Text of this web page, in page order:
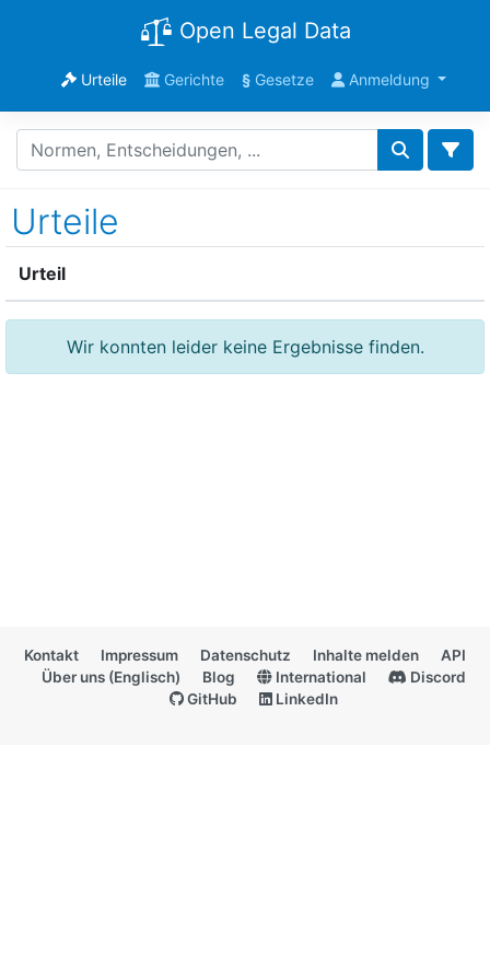
Open Legal Data
Urteile Gerichte §Gesetze Anmeldung
Urteile
Urteil
Wir konnten leider keine Ergebnisse finden.
Kontakt Impressum Datenschutz Inhalte melden
API
Über uns (Englisch)
Blog International
Discord
GitHub
LinkedIn